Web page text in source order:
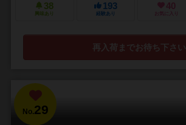
38
興味あり
193
経験あり
40
お気に入り
再入荷までお待ち下さい
No.29